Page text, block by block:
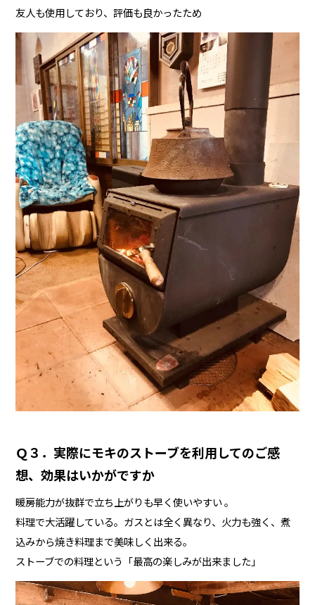
友人も使用しており、評価も良かったため
Ｑ３．実際にモキのストーブを利用してのご感
想、効果はいかがですか
暖房能力が抜群で立ち上がりも早く使いやすい 。
料理で大活躍している。ガスとは全く異なり、火力も強く、煮
込みから焼き料理まで美味しく出来る。
ストーブでの料理という「最高の楽しみが出来ました」